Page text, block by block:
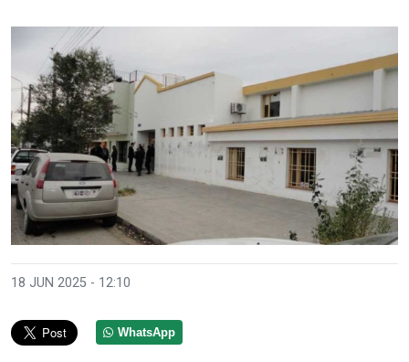
18 JUN 2025 - 12:10
WhatsApp